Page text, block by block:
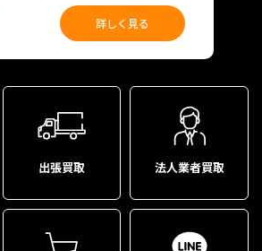
詳しく見る
出張買取 法人業者買取